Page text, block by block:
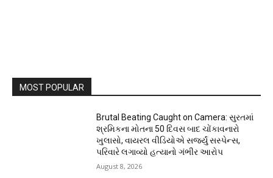
MOST POPULAR
Brutal Beating Caught on Camera: સુરતમાં
શ્રમિકના મોતના 50 દિવસ બાદ ચોંકાવનારો
ખુલાસો, વાયરલ વીડિયોએ સર્જ્યું સસ્પેન્સ,
પરિવારે લગાવ્યો હત્યાનો ગંભીર આરોપ
August 8, 2026